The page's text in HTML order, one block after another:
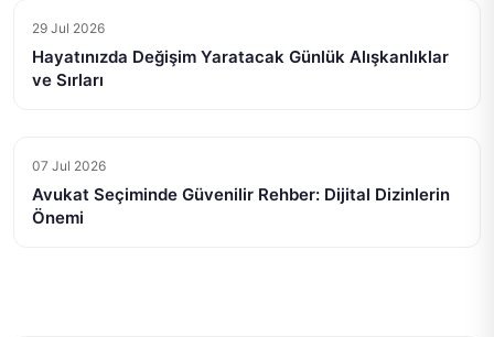
29 Jul 2026
Hayatınızda Değişim Yaratacak Günlük Alışkanlıklar
ve Sırları
07 Jul 2026
Avukat Seçiminde Güvenilir Rehber: Dijital Dizinlerin
Önemi